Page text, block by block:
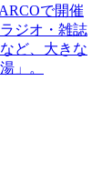
で開催
ジオ・雑誌
ど、大きな
」。